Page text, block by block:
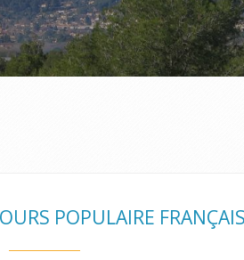
POPULAIRE